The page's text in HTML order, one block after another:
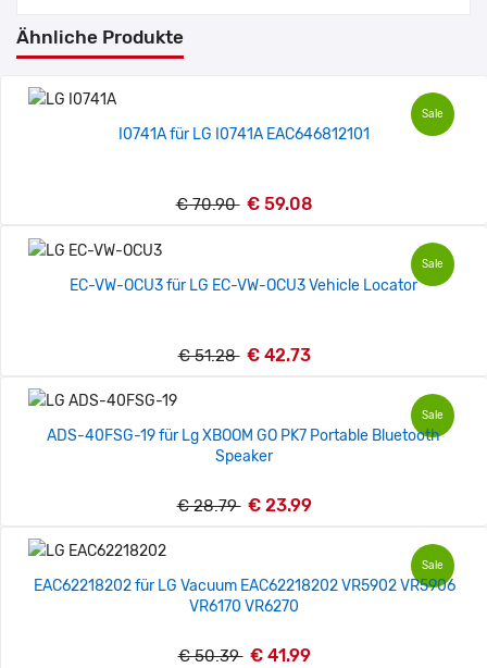
Ähnliche Produkte
Sale
I0741A für LG I0741A EAC646812101
€ 70.90 € 59.08
Sale
EC-VW-OCU3 für LG EC-VW-OCU3 Vehicle Locator
€ 51.28 € 42.73
Sale
ADS-40FSG-19 für Lg XBOOM GO PK7 Portable Bluetooth
Speaker
€ 28.79 € 23.99
Sale
EAC62218202 für LG Vacuum EAC62218202 VR5902 VR5906
VR6170 VR6270
€ 50.39 € 41.99